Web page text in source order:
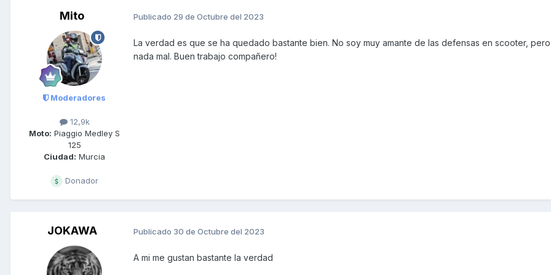
Mito
Moderadores
12,9k
Moto: Piaggio Medley S
125
Ciudad: Murcia
Donador
Publicado 29 de Octubre del 2023
La verdad es que se ha quedado bastante bien. No soy muy amante de las defensas en scooter,
nada mal. Buen trabajo compañero!
JOKAWA Publicado 30 de Octubre del 2023
A mi me gustan bastante la verdad